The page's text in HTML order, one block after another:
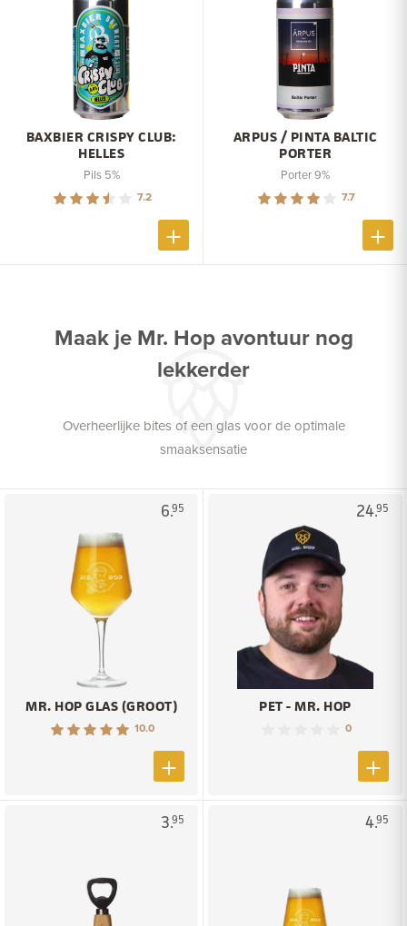
BAXBIER CRISPY CLUB:
HELLES
Pils 5%
7.2
ARPUS / PINTA BALTIC
PORTER
Porter 9%
7.7
Maak je Mr. Hop avontuur nog
lekkerder
Overheerlijke bites of een glas voor de optimale
smaaksensatie
6.95
MR. HOP GLAS (GROOT)
10.0
24.95
PET - MR. HOP
0
3.95 4.95